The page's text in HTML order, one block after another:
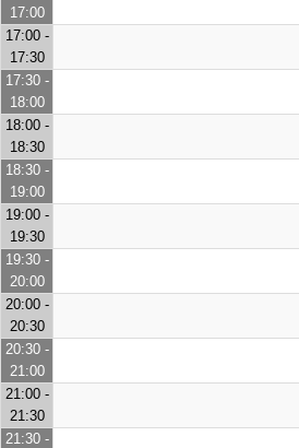
17:00
17:00 -
17:30
17:30 -
18:00
18:00 -
18:30
18:30 -
19:00
19:00 -
19:30
19:30 -
20:00
20:00 -
20:30
20:30 -
21:00
21:00 -
21:30
21:30 -